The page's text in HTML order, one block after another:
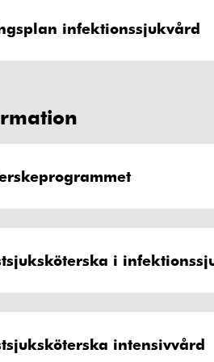
infektionssjukvård
i
intensivvård